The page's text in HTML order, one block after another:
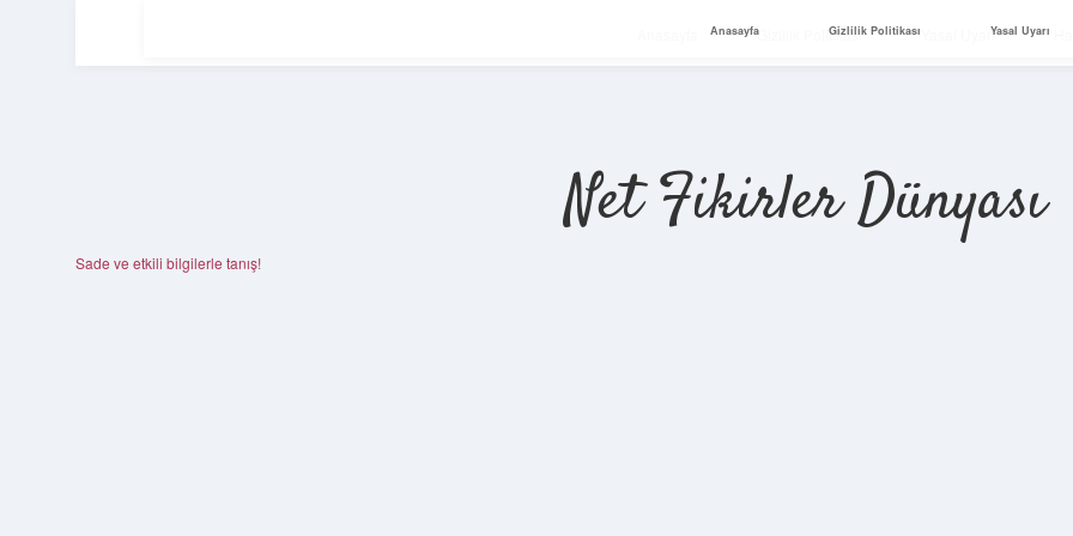
Gizlilik Politikası Yasal Uyarı
Net Fikirler Dünyası
Sade ve etkili bilgilerle tanış!
Anasayfa Gizlilik Politikası Yasal Uyarı